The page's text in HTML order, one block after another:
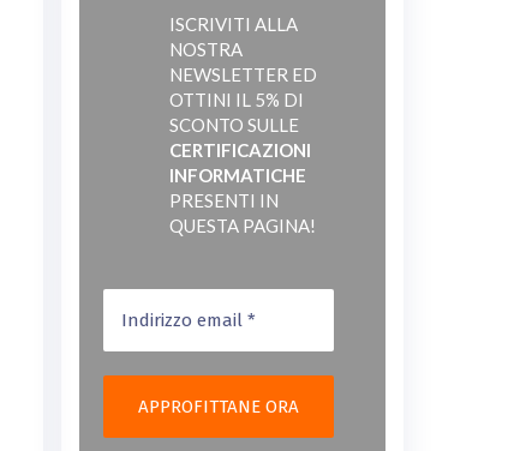
ISCRIVITI ALLA
NOSTRA
NEWSLETTER ED
OTTINI IL 5% DI
SCONTO SULLE
CERTIFICAZIONI
INFORMATICHE
PRESENTI IN
QUESTA PAGINA!